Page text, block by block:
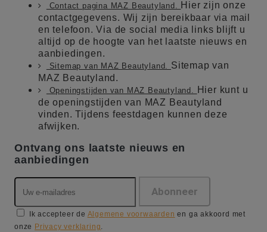
Contact pagina MAZ Beautyland.
Hier zijn onze
contactgegevens. Wij zijn bereikbaar via mail
en telefoon. Via de social media links blijft u
altijd op de hoogte van het laatste nieuws en
aanbiedingen.
Sitemap van MAZ Beautyland. Sitemap van
MAZ Beautyland.
Openingstijden van MAZ Beautyland.
Hier kunt u
de openingstijden van MAZ Beautyland
vinden. Tijdens feestdagen kunnen deze
afwijken.
Ontvang ons laatste nieuws en
aanbiedingen
Ik accepteer de Algemene voorwaarden en ga akkoord met
onze Privacy verklaring.